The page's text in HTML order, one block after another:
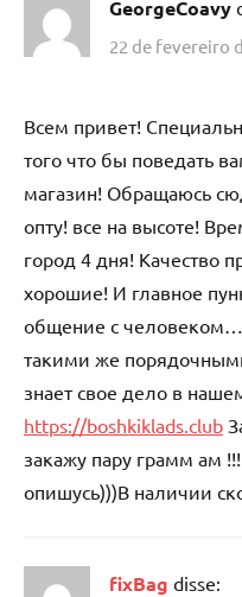
GeorgeCoavy
22 de fevereiro
Всем привет!
того что бы поведать
магазин! Обращаюсь
опту! все на высоте!
город 4 дня! Качество
хорошие! И главное
общение с человеком…
такими же
знает свое дело в
https://boshkiklads.club
закажу пару грамм ам
опишусь)))В наличии
fixBag disse: